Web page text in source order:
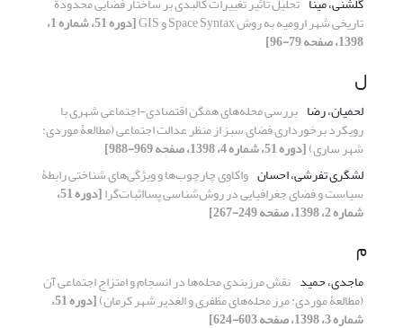
تاریخی شهر ارومیه به ‌روش Space Syntax و GIS [دوره 51، شماره 1،
1398، صفحه 79-96]
ل
لحمیان، رضا بررسی محله‌های همگن اقتصادی-اجتماعی شهری با
رویکرد برخورداری فضای سبز از منظر عدالت اجتماعی (مطالعۀ موردی:
شهر ساری)[دوره 51، شماره 4، 1398، صفحه 969-988]
لشگری تفرشی، احسان واکاوی چارچوب‌ها و ویژگی‌های شناختی رابطۀ
سیاست و فضای جغرافیایی در روش‌شناسی پسااثبات‌گرا [دوره 51،
شماره 2، 1398، صفحه 249-267]
م
ماجدی، حمید نقش مرزبندی محله‌ها در انسجام و امتزاج اجتماعی آن
(مطالعۀ موردی: مرز محله‌های مظفری و الغدیر شهر کرمان) [دوره 51،
شماره 3، 1398، صفحه 603-624]